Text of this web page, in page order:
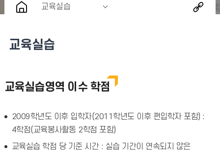
교육실습
교육실습
교육실습영역 이수 학점
2009학년도 이후 입학자(2011학년도 이후 편입학자 포함) :
4학점(교육봉사활동 2학점 포함)
교육실습 학점 당 기준 시간 : 실습 기간이 연속되지 않은